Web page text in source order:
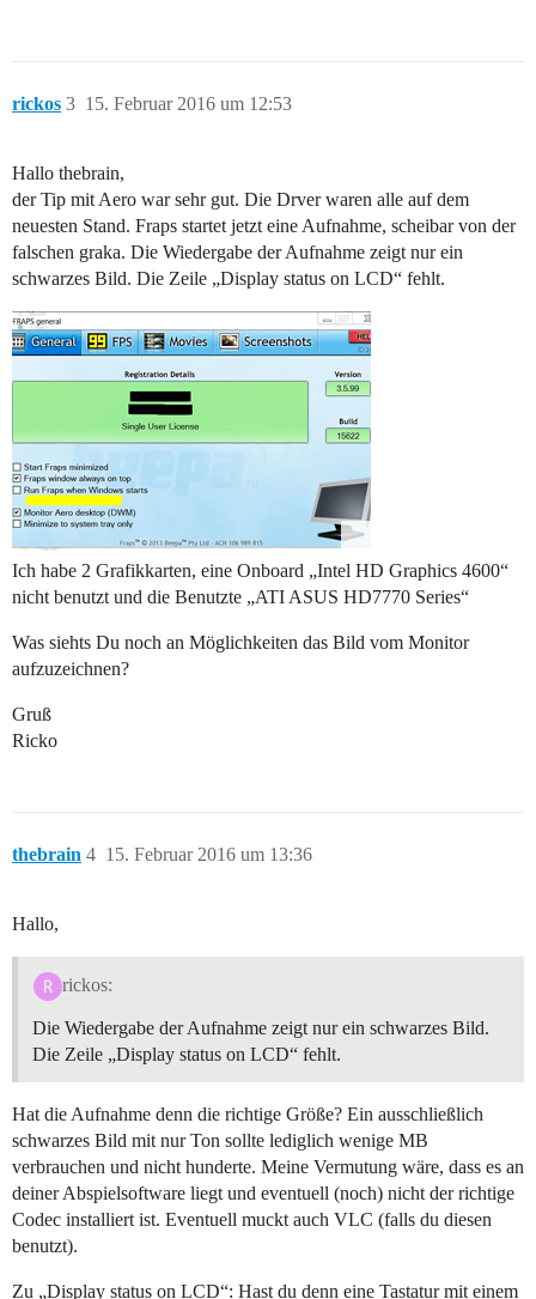
rickos 15. Februar 2016 um 12:53
3
Hallo thebrain,
der Tip mit Aero war sehr gut. Die Drver waren alle auf dem
neuesten Stand. Fraps startet jetzt eine Aufnahme, scheibar von der
falschen graka. Die Wiedergabe der Aufnahme zeigt nur ein
schwarzes Bild. Die Zeile „Display status on LCD“ fehlt.
Ich habe 2 Grafikkarten, eine Onboard „Intel HD Graphics 4600“
nicht benutzt und die Benutzte „ATI ASUS HD7770 Series“
Was siehts Du noch an Möglichkeiten das Bild vom Monitor
aufzuzeichnen?
Gruß
Ricko
thebrain 15. Februar 2016 um 13:36
4
Hallo,
rickos:
Die Wiedergabe der Aufnahme zeigt nur ein schwarzes Bild.
Die Zeile „Display status on LCD“ fehlt.
Hat die Aufnahme denn die richtige Größe? Ein ausschließlich
schwarzes Bild mit nur Ton sollte lediglich wenige MB
verbrauchen und nicht hunderte. Meine Vermutung wäre, dass es an
deiner Abspielsoftware liegt und eventuell (noch) nicht der richtige
Codec installiert ist. Eventuell muckt auch VLC (falls du diesen
benutzt).
Zu „Display status on LCD“: Hast du denn eine Tastatur mit einem